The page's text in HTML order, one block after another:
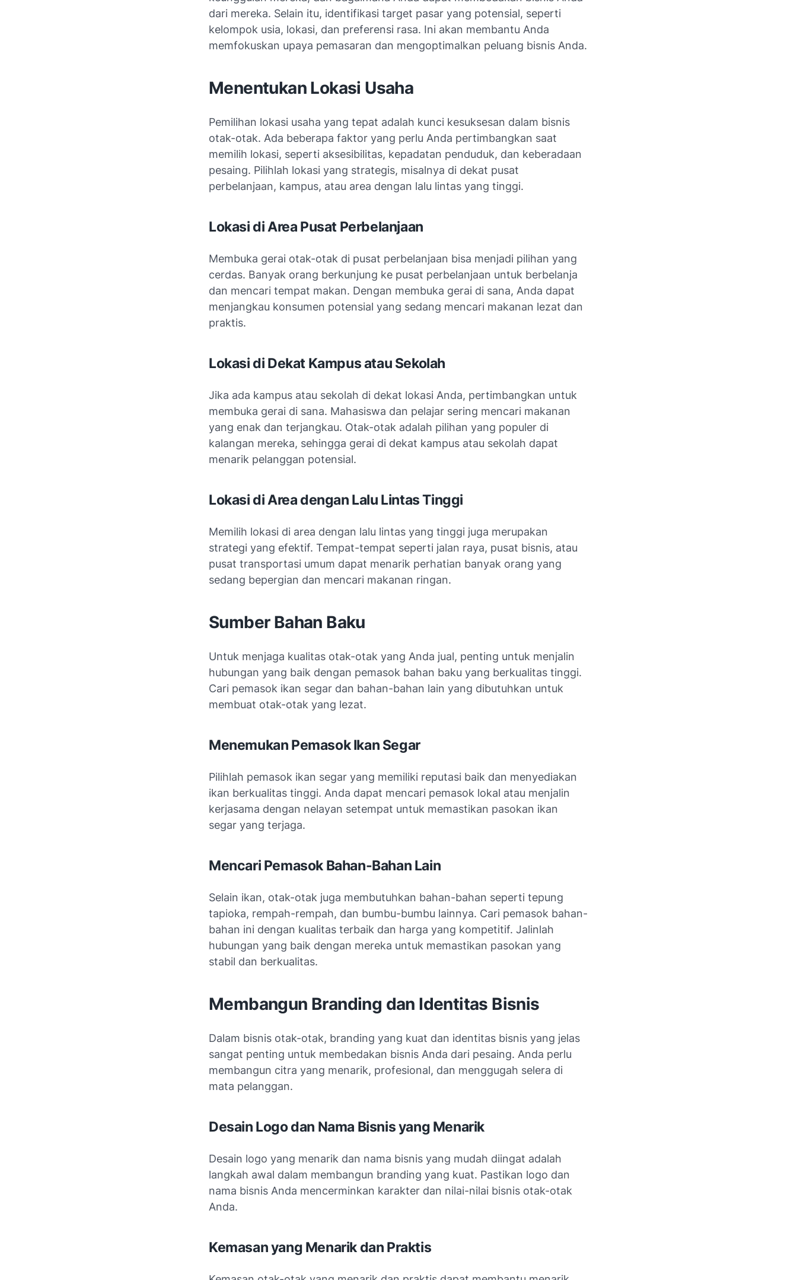
dari mereka. Selain itu, identifikasi target pasar yang potensial, seperti
kelompok usia, lokasi, dan preferensi rasa. Ini akan membantu Anda
memfokuskan upaya pemasaran dan mengoptimalkan peluang bisnis Anda.
Menentukan Lokasi Usaha
Pemilihan lokasi usaha yang tepat adalah kunci kesuksesan dalam bisnis
otak-otak. Ada beberapa faktor yang perlu Anda pertimbangkan saat
memilih lokasi, seperti aksesibilitas, kepadatan penduduk, dan keberadaan
pesaing. Pilihlah lokasi yang strategis, misalnya di dekat pusat
perbelanjaan, kampus, atau area dengan lalu lintas yang tinggi.
Lokasi di Area Pusat Perbelanjaan
Membuka gerai otak-otak di pusat perbelanjaan bisa menjadi pilihan yang
cerdas. Banyak orang berkunjung ke pusat perbelanjaan untuk berbelanja
dan mencari tempat makan. Dengan membuka gerai di sana, Anda dapat
menjangkau konsumen potensial yang sedang mencari makanan lezat dan
praktis.
Lokasi di Dekat Kampus atau Sekolah
Jika ada kampus atau sekolah di dekat lokasi Anda, pertimbangkan untuk
membuka gerai di sana. Mahasiswa dan pelajar sering mencari makanan
yang enak dan terjangkau. Otak-otak adalah pilihan yang populer di
kalangan mereka, sehingga gerai di dekat kampus atau sekolah dapat
menarik pelanggan potensial.
Lokasi di Area dengan Lalu Lintas Tinggi
Memilih lokasi di area dengan lalu lintas yang tinggi juga merupakan
strategi yang efektif. Tempat-tempat seperti jalan raya, pusat bisnis, atau
pusat transportasi umum dapat menarik perhatian banyak orang yang
sedang bepergian dan mencari makanan ringan.
Sumber Bahan Baku
Untuk menjaga kualitas otak-otak yang Anda jual, penting untuk menjalin
hubungan yang baik dengan pemasok bahan baku yang berkualitas tinggi.
Cari pemasok ikan segar dan bahan-bahan lain yang dibutuhkan untuk
membuat otak-otak yang lezat.
Menemukan Pemasok Ikan Segar
Pilihlah pemasok ikan segar yang memiliki reputasi baik dan menyediakan
ikan berkualitas tinggi. Anda dapat mencari pemasok lokal atau menjalin
kerjasama dengan nelayan setempat untuk memastikan pasokan ikan
segar yang terjaga.
Mencari Pemasok Bahan-Bahan Lain
Selain ikan, otak-otak juga membutuhkan bahan-bahan seperti tepung
tapioka, rempah-rempah, dan bumbu-bumbu lainnya. Cari pemasok bahan-
bahan ini dengan kualitas terbaik dan harga yang kompetitif. Jalinlah
hubungan yang baik dengan mereka untuk memastikan pasokan yang
stabil dan berkualitas.
Membangun Branding dan Identitas Bisnis
Dalam bisnis otak-otak, branding yang kuat dan identitas bisnis yang jelas
sangat penting untuk membedakan bisnis Anda dari pesaing. Anda perlu
membangun citra yang menarik, profesional, dan menggugah selera di
mata pelanggan.
Desain Logo dan Nama Bisnis yang Menarik
Desain logo yang menarik dan nama bisnis yang mudah diingat adalah
langkah awal dalam membangun branding yang kuat. Pastikan logo dan
nama bisnis Anda mencerminkan karakter dan nilai-nilai bisnis otak-otak
Anda.
Kemasan yang Menarik dan Praktis